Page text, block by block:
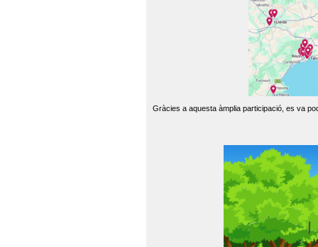
Gràcies a aquesta àmplia participació, es va